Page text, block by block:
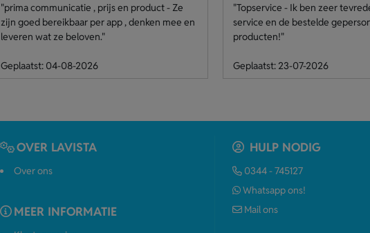
"prima communicatie , prijs en product - Ze
zijn goed bereikbaar per app , denken mee en
leveren wat ze beloven."
Geplaatst: 04-08-2026
"Topservice - Ik ben zeer
service en de bestelde
producten!"
Geplaatst: 23-07-2026
OVER LAVISTA
Over ons
MEER INFORMATIE
HULP NODIG
0344 - 745127
Whatsapp ons!
Mail ons